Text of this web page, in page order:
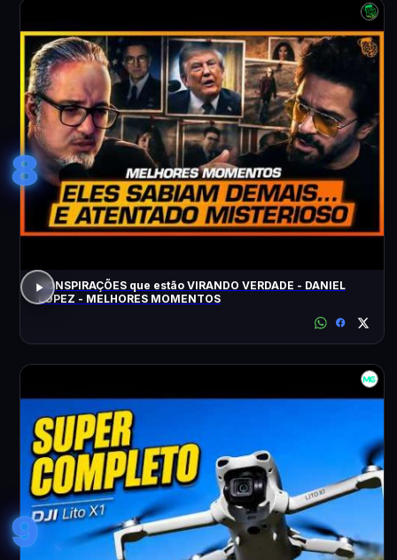
8
CONSPIRAÇÕES que estão VIRANDO VERDADE - DANIEL
LOPEZ - MELHORES MOMENTOS
9